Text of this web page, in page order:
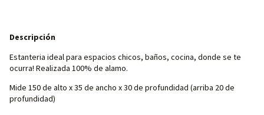
Descripción
Estanteria ideal para espacios chicos, baños, cocina, donde se te
ocurra! Realizada 100% de alamo.
Mide 150 de alto x 35 de ancho x 30 de profundidad (arriba 20 de
profundidad)